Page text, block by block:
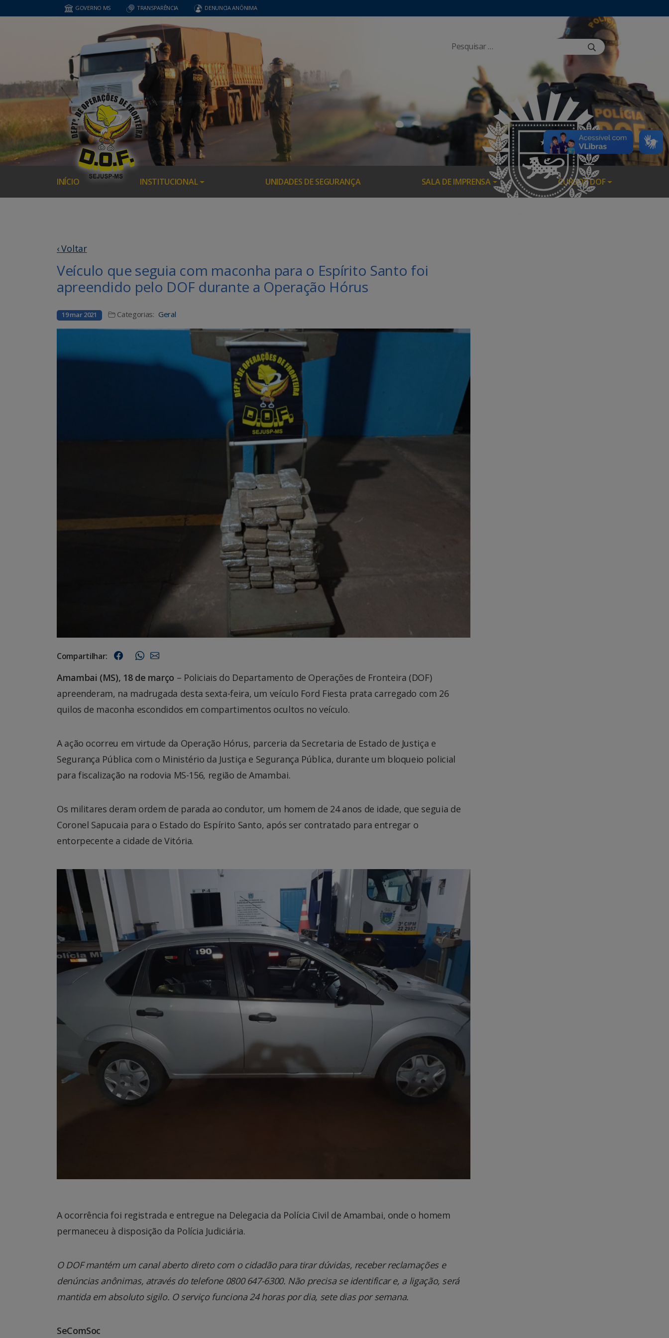
GOVERNO MS TRANSPARÊNCIA DENUNCIA ANÔNIMA
INÍCIO INSTITUCIONAL UNIDADES DE SEGURANÇA SALA DE IMPRENSA CURSOS DOF
‹ Voltar
Veículo que seguia com maconha para o Espírito Santo foi
apreendido pelo DOF durante a Operação Hórus
19 mar 2021 Categorias: Geral
Compartilhar:
Amambai (MS), 18 de março – Policiais do Departamento de Operações de Fronteira (DOF)
apreenderam, na madrugada desta sexta-feira, um veículo Ford Fiesta prata carregado com 26
quilos de maconha escondidos em compartimentos ocultos no veículo.
A ação ocorreu em virtude da Operação Hórus, parceria da Secretaria de Estado de Justiça e
Segurança Pública com o Ministério da Justiça e Segurança Pública, durante um bloqueio policial
para fiscalização na rodovia MS-156, região de Amambai.
Os militares deram ordem de parada ao condutor, um homem de 24 anos de idade, que seguia de
Coronel Sapucaia para o Estado do Espírito Santo, após ser contratado para entregar o
entorpecente a cidade de Vitória.
A ocorrência foi registrada e entregue na Delegacia da Polícia Civil de Amambai, onde o homem
permaneceu à disposição da Polícia Judiciária.
O DOF mantém um canal aberto direto com o cidadão para tirar dúvidas, receber reclamações e
denúncias anônimas, através do telefone 0800 647-6300. Não precisa se identificar e, a ligação, será
mantida em absoluto sigilo. O serviço funciona 24 horas por dia, sete dias por semana.
SeComSoc